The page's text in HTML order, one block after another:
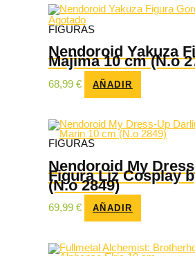
Agotado
FIGURAS
Nendoroid Yakuza
Majima 10 cm (N.o
68,99 € AÑADIR
FIGURAS
Nendoroid My
Figura Liz Cosplay
(N.o 2849)
69,99 € AÑADIR